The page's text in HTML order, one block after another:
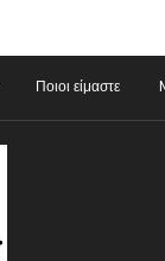
Ποιοι είμαστε